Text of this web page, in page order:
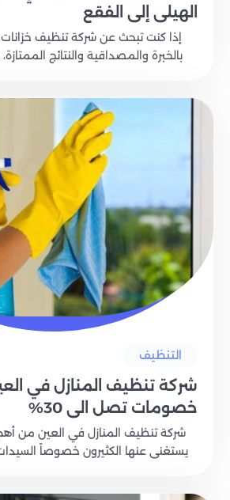
الهيلي إلى الفقع
إذا كنت تبحث عن شركة تنظيف خزانات
بالخبرة والمصداقية والنتائج
التنظيف
شركة تنظيف المنازل في
خصومات تصل الي 30%
شركة تنظيف المنازل في العين من أهم
يستغنى عنها الكثيرون خصوصاً